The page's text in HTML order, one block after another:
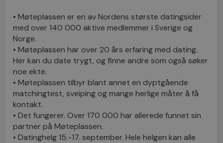
• Møteplassen er en av Nordens største datingsider
med over 140 000 aktive medlemmer i Sverige og
Norge.
• Møteplassen har over 20 års erfaring med dating.
Her kan du date trygt, og finne andre som også søker
noe ekte.
• Møteplassen tilbyr blant annet en dyptgående
matchingtest, sveiping og mange herlige måter å få
kontakt.
• Det fungerer. Over 170 000 har allerede funnet sin
partner på Møteplassen.
• Datinghelg 15.-17. september. Hele helgen kan alle